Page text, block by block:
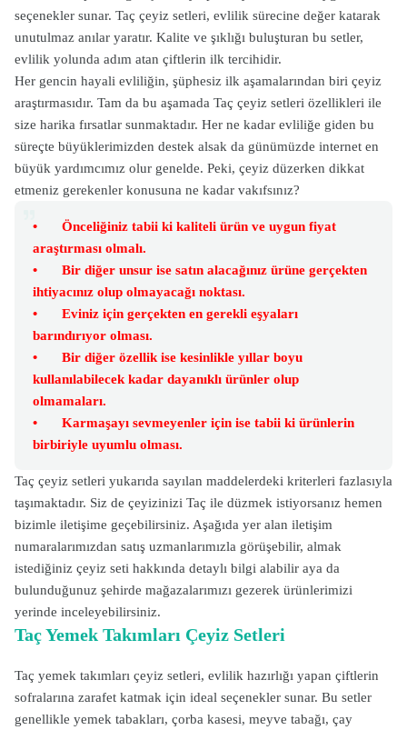
seçenekler sunar. Taç çeyiz setleri, evlilik sürecine değer katarak
unutulmaz anılar yaratır. Kalite ve şıklığı buluşturan bu setler,
evlilik yolunda adım atan çiftlerin ilk tercihidir.
Her gencin hayali evliliğin, şüphesiz ilk aşamalarından biri çeyiz
araştırmasıdır. Tam da bu aşamada Taç çeyiz setleri özellikleri ile
size harika fırsatlar sunmaktadır. Her ne kadar evliliğe giden bu
süreçte büyüklerimizden destek alsak da günümüzde internet en
büyük yardımcımız olur genelde. Peki, çeyiz düzerken dikkat
etmeniz gerekenler konusuna ne kadar vakıfsınız?
•
Önceliğiniz tabii ki kaliteli ürün ve uygun fiyat
araştırması olmalı.
•
Bir diğer unsur ise satın alacağınız ürüne gerçekten
ihtiyacınız olup olmayacağı noktası.
•
Eviniz için gerçekten en gerekli eşyaları
barındırıyor olması.
•
Bir diğer özellik ise kesinlikle yıllar boyu
kullanılabilecek kadar dayanıklı ürünler olup
olmamaları.
•
Karmaşayı sevmeyenler için ise tabii ki ürünlerin
birbiriyle uyumlu olması.
Taç çeyiz setleri yukarıda sayılan maddelerdeki kriterleri fazlasıyla
taşımaktadır. Siz de çeyizinizi Taç ile düzmek istiyorsanız hemen
bizimle iletişime geçebilirsiniz. Aşağıda yer alan iletişim
numaralarımızdan satış uzmanlarımızla görüşebilir, almak
istediğiniz çeyiz seti hakkında detaylı bilgi alabilir aya da
bulunduğunuz şehirde mağazalarımızı gezerek ürünlerimizi
yerinde inceleyebilirsiniz.
Taç Yemek Takımları Çeyiz Setleri
Taç yemek takımları çeyiz setleri, evlilik hazırlığı yapan çiftlerin
sofralarına zarafet katmak için ideal seçenekler sunar. Bu setler
genellikle yemek tabakları, çorba kasesi, meyve tabağı, çay